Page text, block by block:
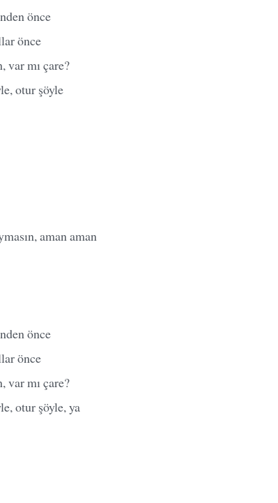
önce
önce
var mı çare?
otur şöyle
aman aman
önce
önce
var mı çare?
otur şöyle, ya